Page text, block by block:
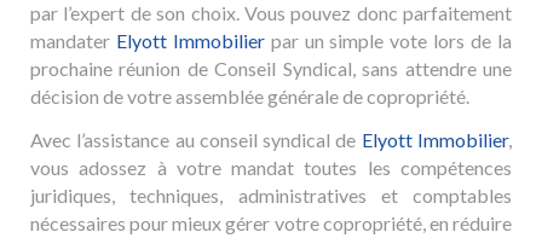
par l’expert de son choix. Vous pouvez donc parfaitement
mandater Elyott Immobilierpar un simple vote lors de la
prochaine réunion de Conseil Syndical, sans attendre une
décision de votre assemblée générale de copropriété.
Avec l’assistance au conseil syndical de Elyott Immobilier,
vous adossez à votre mandat toutes les compétences
juridiques, techniques, administratives et comptables
nécessaires pour mieux gérer votre copropriété, en réduire